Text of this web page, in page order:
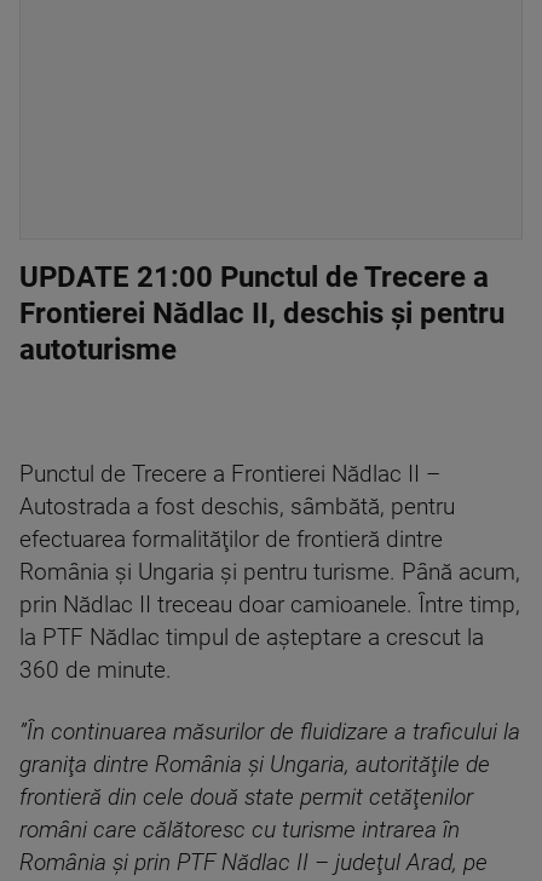
UPDATE 21:00 Punctul de Trecere a
Frontierei Nădlac II, deschis şi pentru
autoturisme
Punctul de Trecere a Frontierei Nădlac II –
Autostrada a fost deschis, sâmbătă, pentru
efectuarea formalităţilor de frontieră dintre
România şi Ungaria şi pentru turisme. Până acum,
prin Nădlac II treceau doar camioanele. Între timp,
la PTF Nădlac timpul de aşteptare a crescut la
360 de minute.
”În continuarea măsurilor de fluidizare a traficului la
graniţa dintre România şi Ungaria, autorităţile de
frontieră din cele două state permit cetăţenilor
români care călătoresc cu turisme intrarea în
România şi prin PTF Nădlac II – judeţul Arad, pe